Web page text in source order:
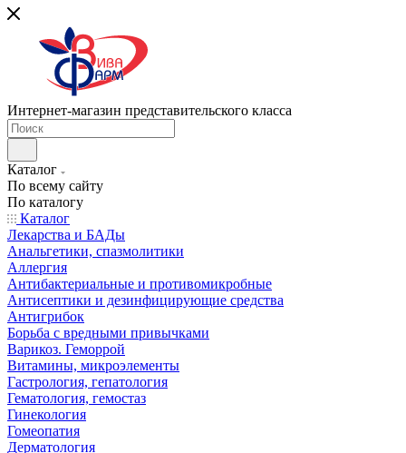
Интернет-магазин представительского класса
Каталог
По всему сайту
По каталогу
Каталог
Лекарства и БАДы
Анальгетики, спазмолитики
Аллергия
Антибактериальные и противомикробные
Антисептики и дезинфицирующие средства
Антигрибок
Борьба с вредными привычками
Варикоз. Геморрой
Витамины, микроэлементы
Гастрология, гепатология
Гематология, гемостаз
Гинекология
Гомеопатия
Дерматология